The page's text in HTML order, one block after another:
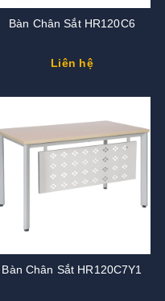
Bàn Chân Sắt HR120C6
Liên hệ
Bàn Chân Sắt HR120C7Y1